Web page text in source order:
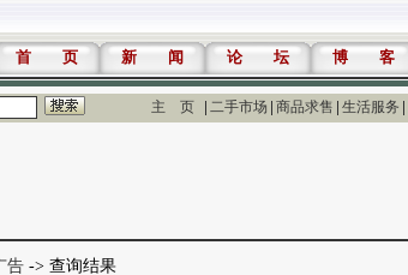
首 页 新 闻 论 坛 博 客
主 页 二手市场 商品求售 生活服务
告-> 查询结果